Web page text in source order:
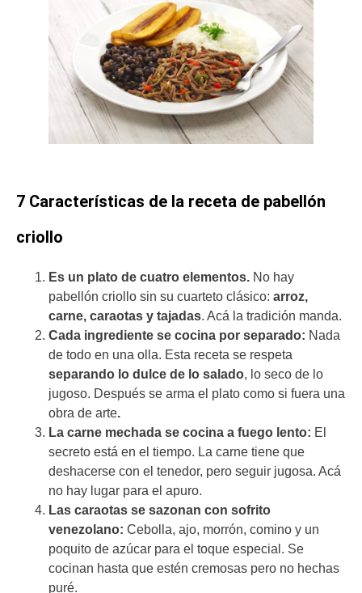
7 Características de la receta de pabellón
criollo
Es un plato de cuatro elementos. No hay
pabellón criollo sin su cuarteto clásico: arroz,
carne, caraotas y tajadas. Acá la tradición manda.
Cada ingrediente se cocina por separado: Nada
de todo en una olla. Esta receta se respeta
separando lo dulce de lo salado, lo seco de lo
jugoso. Después se arma el plato como si fuera una
obra de arte.
La carne mechada se cocina a fuego lento: El
secreto está en el tiempo. La carne tiene que
deshacerse con el tenedor, pero seguir jugosa. Acá
no hay lugar para el apuro.
Las caraotas se sazonan con sofrito
venezolano: Cebolla, ajo, morrón, comino y un
poquito de azúcar para el toque especial. Se
cocinan hasta que estén cremosas pero no hechas
puré.